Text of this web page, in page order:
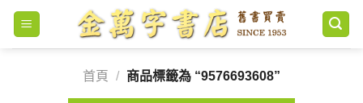
Skip
content
首頁
/ 商品標籤為 “9576693608”